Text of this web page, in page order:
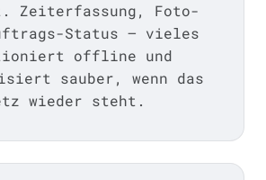
Zeiterfassung, Foto-
Status — vieles
offline und
sauber, wenn das
wieder steht.